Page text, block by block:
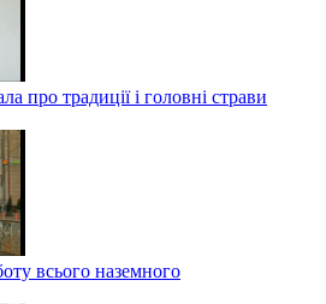
про традиції і головні страви
всього наземного